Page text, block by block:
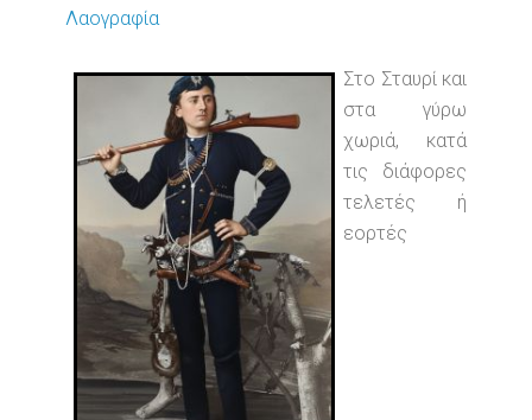
Λαογραφία
Στο Σταυρί και
στα γύρω
χωριά, κατά
τις διάφορες
τελετές ή
εορτές